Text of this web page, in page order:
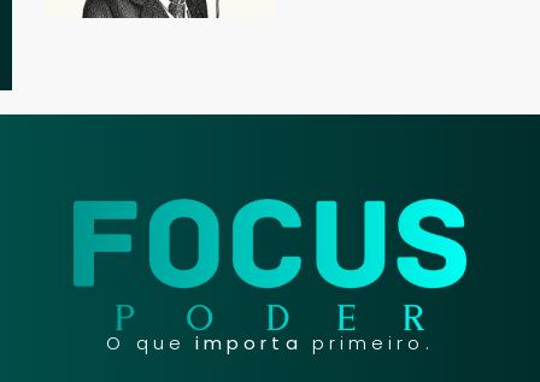
O que importa primeiro.